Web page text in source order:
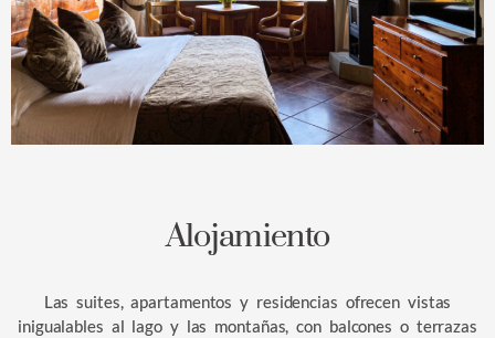
Alojamiento
Las suites, apartamentos y residencias ofrecen vistas
inigualables al lago y las montañas, con balcones o terrazas